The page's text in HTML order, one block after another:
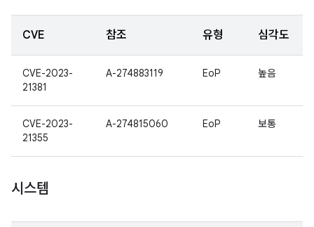
CVE 참조 유형 심각도
CVE-2023-
21381
A-274883119 EoP 높음
CVE-2023-
21355
A-274815060 EoP 보통
시스템